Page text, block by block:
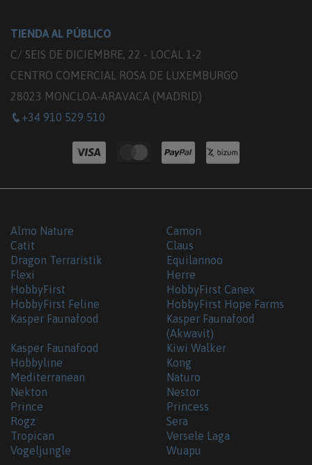
TIENDA AL PÚBLICO
C/ SEIS DE DICIEMBRE, 22 - LOCAL 1-2
CENTRO COMERCIAL ROSA DE LUXEMBURGO
28023 MONCLOA-ARAVACA (MADRID)
+34 910 529 510
Almo Nature
Camon
Catit
Claus
Dragon Terraristik
Equilannoo
Flexi
Herre
HobbyFirst
HobbyFirst Canex
HobbyFirst Feline
HobbyFirst Hope Farms
Kasper Faunafood
Kasper Faunafood
(Akwavit)
Kasper Faunafood
Hobbyline
Kiwi Walker
Kong
Mediterranean
Naturo
Nekton
Nestor
Prince
Princess
Rogz
Sera
Tropican
Versele Laga
Vogeljungle
Wuapu